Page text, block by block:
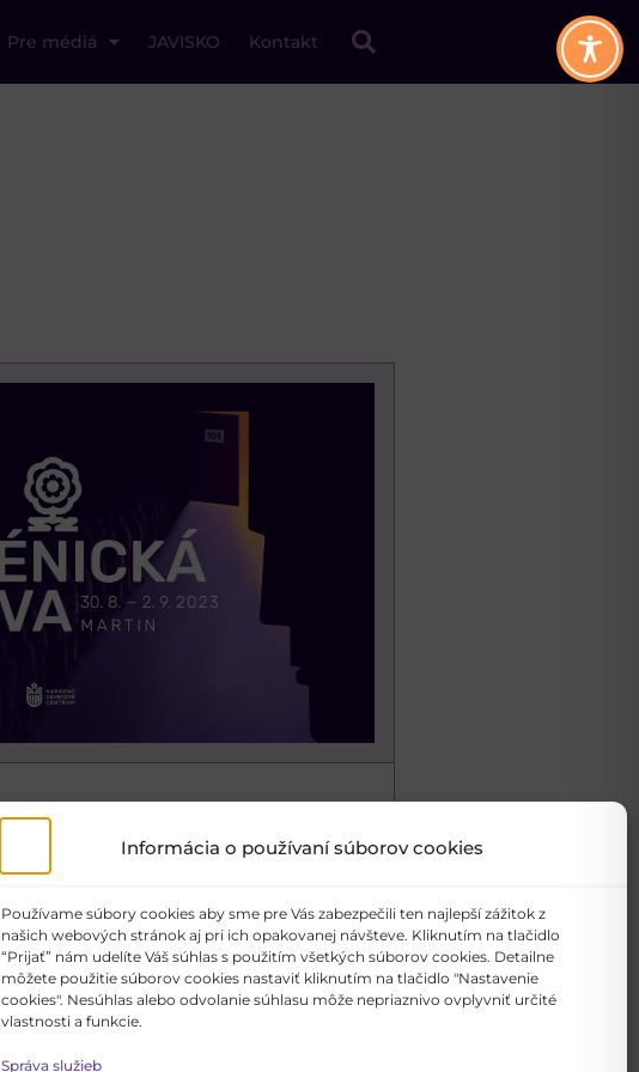
Informácia o používaní súborov cookies
Používame súbory cookies aby sme pre Vás zabezpečili ten najlepší zážitok z
našich webových stránok aj pri ich opakovanej návšteve. Kliknutím na tlačidlo
“Prijať” nám udelíte Váš súhlas s použitím všetkých súborov cookies. Detailne
môžete použitie súborov cookies nastaviť kliknutím na tlačidlo "Nastavenie
cookies". Nesúhlas alebo odvolanie súhlasu môže nepriaznivo ovplyvniť určité
vlastnosti a funkcie.
Správa služieb
Pre médiá JAVISKO Kontakt